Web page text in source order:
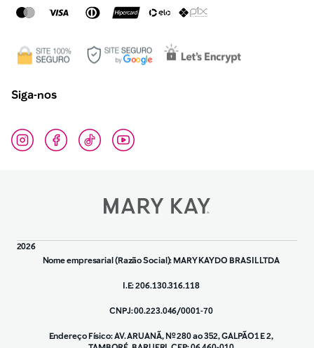
Siga-nos
2026
Nome empresarial (Razão Social): MARY KAY DO BRASIL LTDA
I.E: 206.130.316.118
CNPJ: 00.223.046/0001-70
Endereço Físico: AV. ARUANÃ, Nº 280 ao 352, GALPÃO1 E 2,